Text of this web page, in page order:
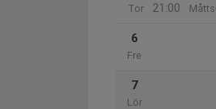
Tor
21:00
6
Fre
7
Lör